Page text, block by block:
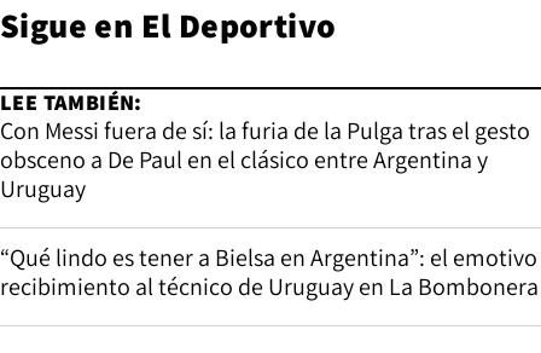
Sigue en El Deportivo
LEE TAMBIÉN:
Con Messi fuera de sí: la furia de la Pulga tras el gesto
obsceno a De Paul en el clásico entre Argentina y
Uruguay
“Qué lindo es tener a Bielsa en Argentina”: el emotivo
recibimiento al técnico de Uruguay en La Bombonera